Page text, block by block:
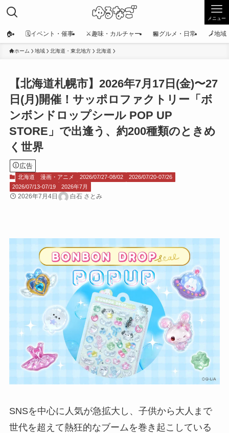
メニュー
🏠 🗓️イベント・催事 ⚔️趣味・カルチャー 🏪グルメ・日常 🗾地域
ホーム 地域 北海道・東北地方 北海道
【北海道札幌市】2026年7月17日(金)〜27
日(月)開催！サッポロファクトリー「ボ
ンボンドロップシール POP UP
STORE」で出逢う、約200種類のときめ
く世界
広告
北海道 漫画・アニメ 2026/07/27-08/02
2026/07/20-07/26
2026/07/13-07/19
2026年7月
2026年7月4日 白石 さとみ
SNSを中心に人気が急拡大し、子供から大人まで
世代を超えて熱狂的なブームを巻き起こしている